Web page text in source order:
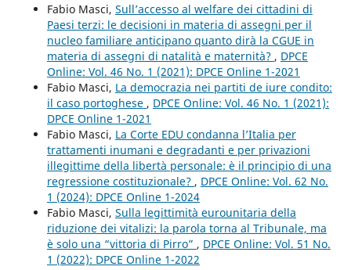
Fabio Masci, Sull’accesso al welfare dei cittadini di
Paesi terzi: le decisioni in materia di assegni per il
nucleo familiare anticipano quanto dirà la CGUE in
materia di assegni di natalità e maternità? , DPCE
Online: Vol. 46 No. 1 (2021): DPCE Online 1-2021
Fabio Masci, La democrazia nei partiti de iure condito:
il caso portoghese , DPCE Online: Vol. 46 No. 1 (2021):
DPCE Online 1-2021
Fabio Masci, La Corte EDU condanna l’Italia per
trattamenti inumani e degradanti e per privazioni
illegittime della libertà personale: è il principio di una
regressione costituzionale? , DPCE Online: Vol. 62 No.
1 (2024): DPCE Online 1-2024
Fabio Masci, Sulla legittimità eurounitaria della
riduzione dei vitalizi: la parola torna al Tribunale, ma
è solo una “vittoria di Pirro” , DPCE Online: Vol. 51 No.
1 (2022): DPCE Online 1-2022